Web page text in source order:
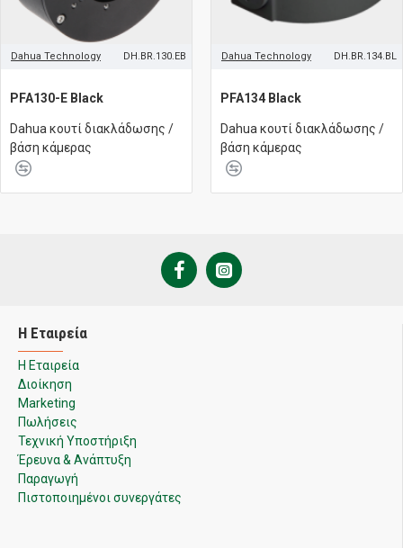
Dahua Technology DH.BR.130.EB
PFA130-E Black
Dahua κουτί διακλάδωσης /
βάση κάμερας
Dahua Technology DH.BR.134.BL
PFA134 Black
Dahua κουτί διακλάδωσης /
βάση κάμερας
Η Εταιρεία
Η Εταιρεία
Διοίκηση
Marketing
Πωλήσεις
Τεχνική Υποστήριξη
Έρευνα & Ανάπτυξη
Παραγωγή
Πιστοποιημένοι συνεργάτες